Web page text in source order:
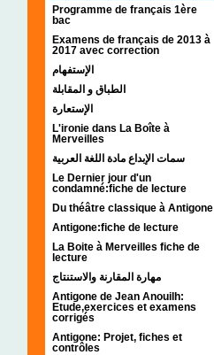
Programme de français 1ère
bac
Examens de français de 2013 à
2017 avec correction
الإستفهام
الطباق و المقابلة
الإستعارة
L'ironie dans La Boîte à
Merveilles
سمات الإبداع مادة اللغة العربية
Le Dernier jour d'un
condamné:fiche de lecture
Du théâtre classique à Antigone
Antigone:fiche de lecture
La Boite à Merveilles fiche de
lecture
مهارة المقارنة والاستنتاج
Antigone de Jean Anouilh:
Etude,exercices et examens
corrigés
Antigone: Projet, fiches et
contrôles